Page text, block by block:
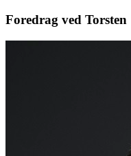
Foredrag ved Torsten